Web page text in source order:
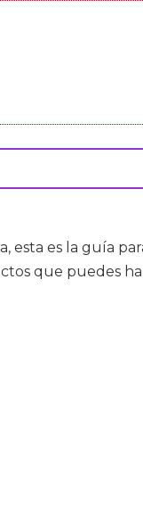
esta es la guía
que puedes